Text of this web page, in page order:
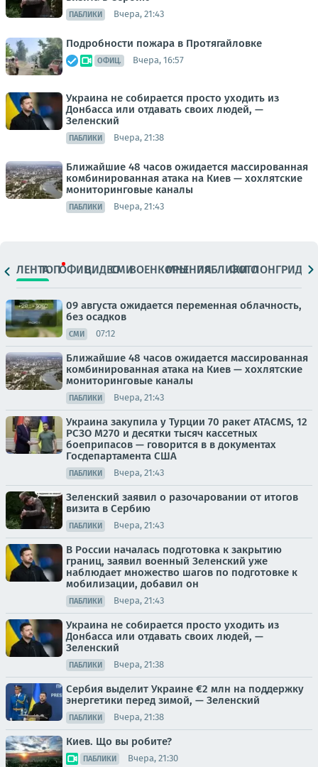
ПАБЛИКИ Вчера, 21:43
Подробности пожара в Протягайловке
ОФИЦ. Вчера, 16:57
Украина не собирается просто уходить из
Донбасса или отдавать своих людей, —
Зеленский
ПАБЛИКИ Вчера, 21:38
Ближайшие 48 часов ожидается массированная
комбинированная атака на Киев — хохлятские
мониторинговые каналы
ПАБЛИКИ Вчера, 21:43
ЛЕНТАТОПОФИЦ.ВИДЕОСМИВОЕНКОРЫМНЕНИЯПАБЛИКИ
ФОТОЛОНГРИДЫ
09 августа ожидается переменная облачность,
без осадков
СМИ 07:12
Ближайшие 48 часов ожидается массированная
комбинированная атака на Киев — хохлятские
мониторинговые каналы
ПАБЛИКИ Вчера, 21:43
Украина закупила у Турции 70 ракет ATACMS, 12
РСЗО M270 и десятки тысяч кассетных
боеприпасов — говорится в в документах
Госдепартамента США
ПАБЛИКИ Вчера, 21:43
Зеленский заявил о разочаровании от итогов
визита в Сербию
ПАБЛИКИ Вчера, 21:43
В России началась подготовка к закрытию
границ, заявил военный Зеленский уже
наблюдает множество шагов по подготовке к
мобилизации, добавил он
ПАБЛИКИ Вчера, 21:43
Украина не собирается просто уходить из
Донбасса или отдавать своих людей, —
Зеленский
ПАБЛИКИ Вчера, 21:38
Сербия выделит Украине €2 млн на поддержку
энергетики перед зимой, — Зеленский
ПАБЛИКИ Вчера, 21:38
Киев. Що вы робите?
ПАБЛИКИ Вчера, 21:30